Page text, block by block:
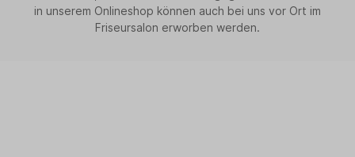
in unserem Onlineshop können auch bei uns vor Ort im
Friseursalon erworben werden.